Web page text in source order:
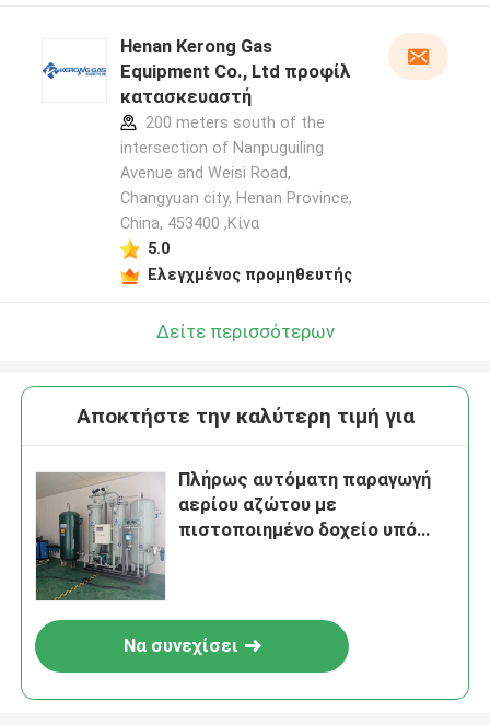
Henan Kerong Gas
Equipment Co., Ltd προφίλ
κατασκευαστή
200 meters south of the
intersection of Nanpuguiling
Avenue and Weisi Road,
Changyuan city, Henan Province,
China, 453400 ,Κίνα
5.0
Ελεγχμένος προμηθευτής
Δείτε περισσότερων
Αποκτήστε την καλύτερη τιμή για
Πλήρως αυτόματη παραγωγή
αερίου αζώτου με
πιστοποιημένο δοχείο υπό
Να συνεχίσει